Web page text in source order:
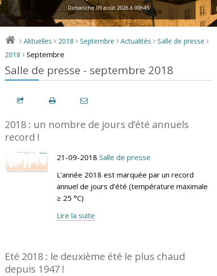
Dimanche 09 août 2026 à 00h45
> Aktuelles > 2018 > Septembre > Actualités > Salle de presse >
2018 > Septembre
Salle de presse - septembre 2018
2018 : un nombre de jours d’été annuels
record !
21-09-2018 Salle de presse
L’année 2018 est marquée par un record
annuel de jours d’été (température maximale
≥ 25 °C)
Lire la suite
Eté 2018 : le deuxième été le plus chaud
depuis 1947 !